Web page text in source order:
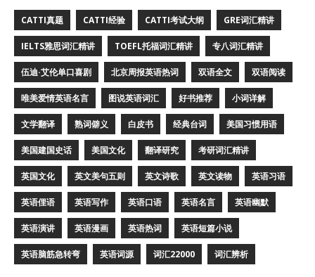
CATTI真题 CATTI经验 CATTI考试大纲 GRE词汇精讲
IELTS雅思词汇精讲 TOEFL托福词汇精讲 专八词汇精讲
伍迪·艾伦单口喜剧 北京周报英语热词 双语全文 双语阅读
唯美爱情英语名言 图说英语词汇 好书推荐 小词详解
文学翻译 熟词僻义 白皮书 经典台词 美国习惯用语
美国建国史话 美国文化 翻译研究 考研词汇精讲
英国文化 英文美句五则 英文诗歌 英文读物 英语习语
英语俚语 英语写作 英语口语 英语名言 英语幽默
英语演讲 英语漫画 英语热词 英语短篇小说
英语脑筋急转弯 英语词源 词汇22000 词汇辨析